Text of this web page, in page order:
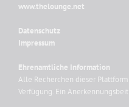
www.thelounge.net
Datenschutz
Impressum
Ehrenamtliche Information
Alle Recherchen dieser
Verfügung. Ein